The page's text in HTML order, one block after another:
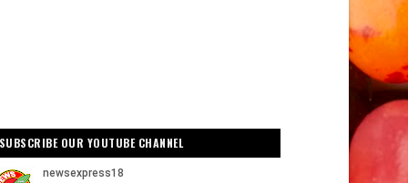
SUBSCRIBE OUR YOUTUBE CHANNEL